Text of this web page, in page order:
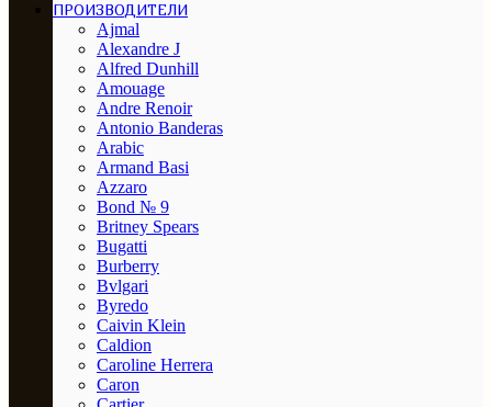
ПРОИЗВОДИТЕЛИ
Ajmal
Alexandre J
Alfred Dunhill
Amouage
Andre Renoir
Antonio Banderas
Arabic
Armand Basi
Azzaro
Bond № 9
Britney Spears
Bugatti
Burberry
Bvlgari
Byredo
Caivin Klein
Caldion
Caroline Herrera
Caron